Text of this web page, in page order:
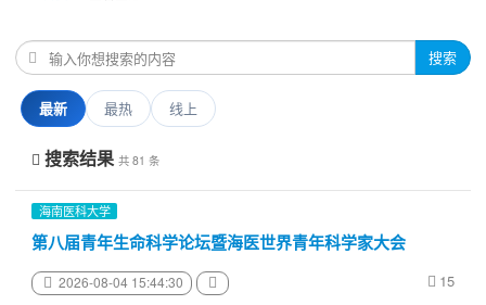
搜索
最新 最热 线上
搜索结果 共 81 条
海南医科大学
第八届青年生命科学论坛暨海医世界青年科学家大会
2026-08-04 15:44:30 15